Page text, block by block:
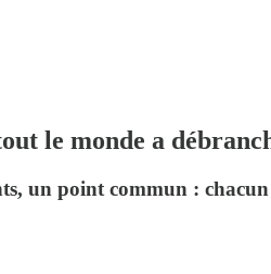
le monde a
un point commun :